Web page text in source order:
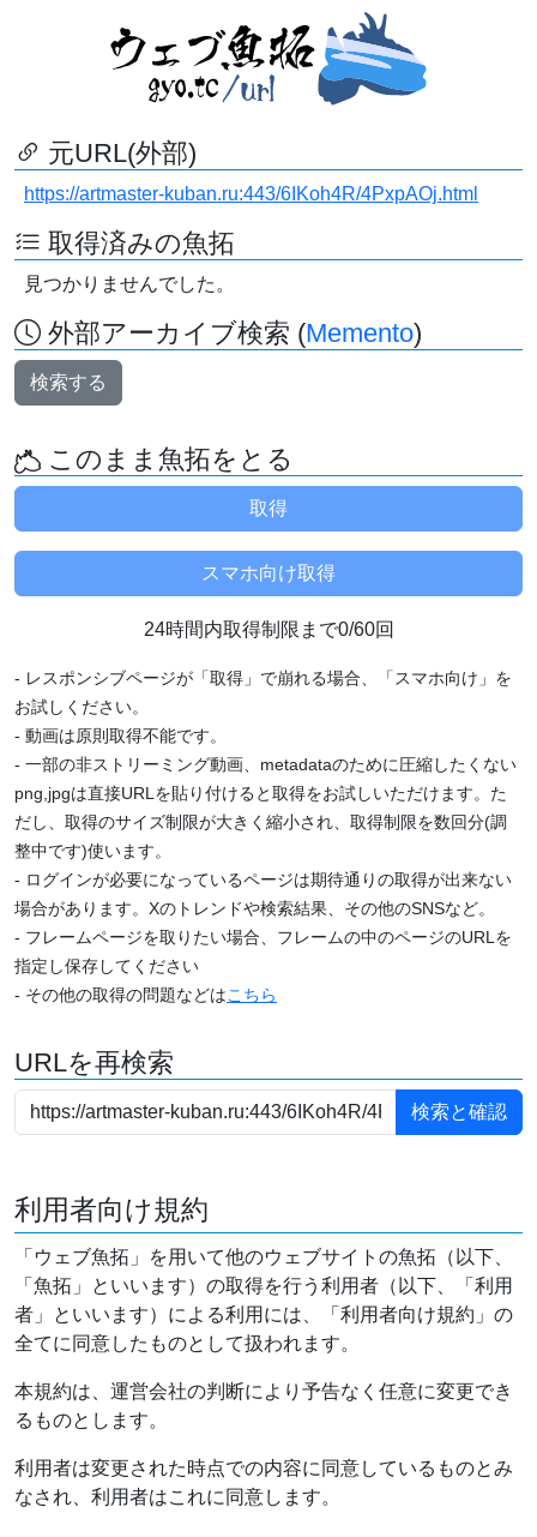
元URL(外部)
https://artmaster-kuban.ru:443/6IKoh4R/4PxpAOj.html
取得済みの魚拓
見つかりませんでした。
外部アーカイブ検索 (Memento)
検索する
このまま魚拓をとる
24時間内取得制限まで0/60回
- レスポンシブページが「取得」で崩れる場合、「スマホ向け」を
お試しください。
- 動画は原則取得不能です。
- 一部の非ストリーミング動画、metadataのために圧縮したくない
png,jpgは直接URLを貼り付けると取得をお試しいただけます。た
だし、取得のサイズ制限が大きく縮小され、取得制限を数回分(調
整中です)使います。
- ログインが必要になっているページは期待通りの取得が出来ない
場合があります。Xのトレンドや検索結果、その他のSNSなど。
- フレームページを取りたい場合、フレームの中のページのURLを
指定し保存してください
- その他の取得の問題などはこちら
URLを再検索
利用者向け規約
「ウェブ魚拓」を用いて他のウェブサイトの魚拓（以下、
「魚拓」といいます）の取得を行う利用者（以下、「利用
者」といいます）による利用には、「利用者向け規約」の
全てに同意したものとして扱われます。
本規約は、運営会社の判断により予告なく任意に変更でき
るものとします。
利用者は変更された時点での内容に同意しているものとみ
なされ、利用者はこれに同意します。